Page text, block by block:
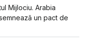
Mijlociu. Arabia
un pact de